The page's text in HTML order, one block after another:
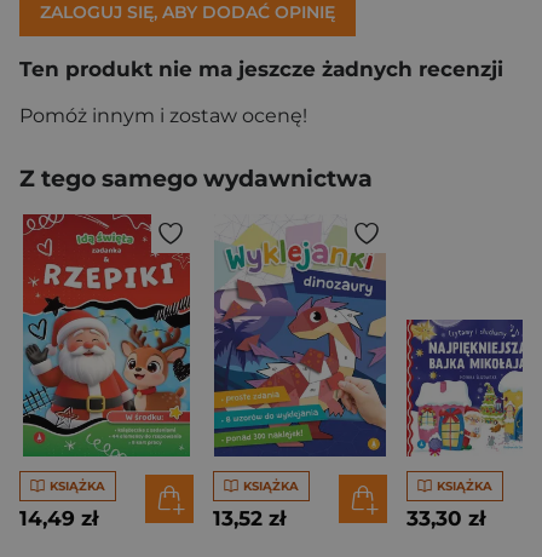
ZALOGUJ SIĘ, ABY DODAĆ OPINIĘ
Ten produkt nie ma jeszcze żadnych recenzji
Pomóż innym i zostaw ocenę!
Z tego samego wydawnictwa
KSIĄŻKA
14,49 zł
KSIĄŻKA
13,52 zł
KSIĄŻKA
33,30 zł